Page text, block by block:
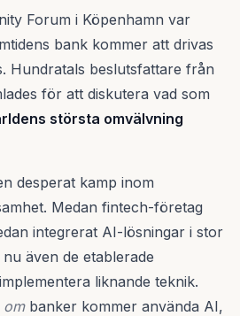
Forum i Köpenhamn var
bank kommer att drivas
Hundratals beslutsfattare från
för att diskutera vad som
största omvälvning
desperat kamp inom
Medan fintech-företag
integrerat AI-lösningar i stor
även de etablerade
liknande teknik.
ombanker kommer använda AI,